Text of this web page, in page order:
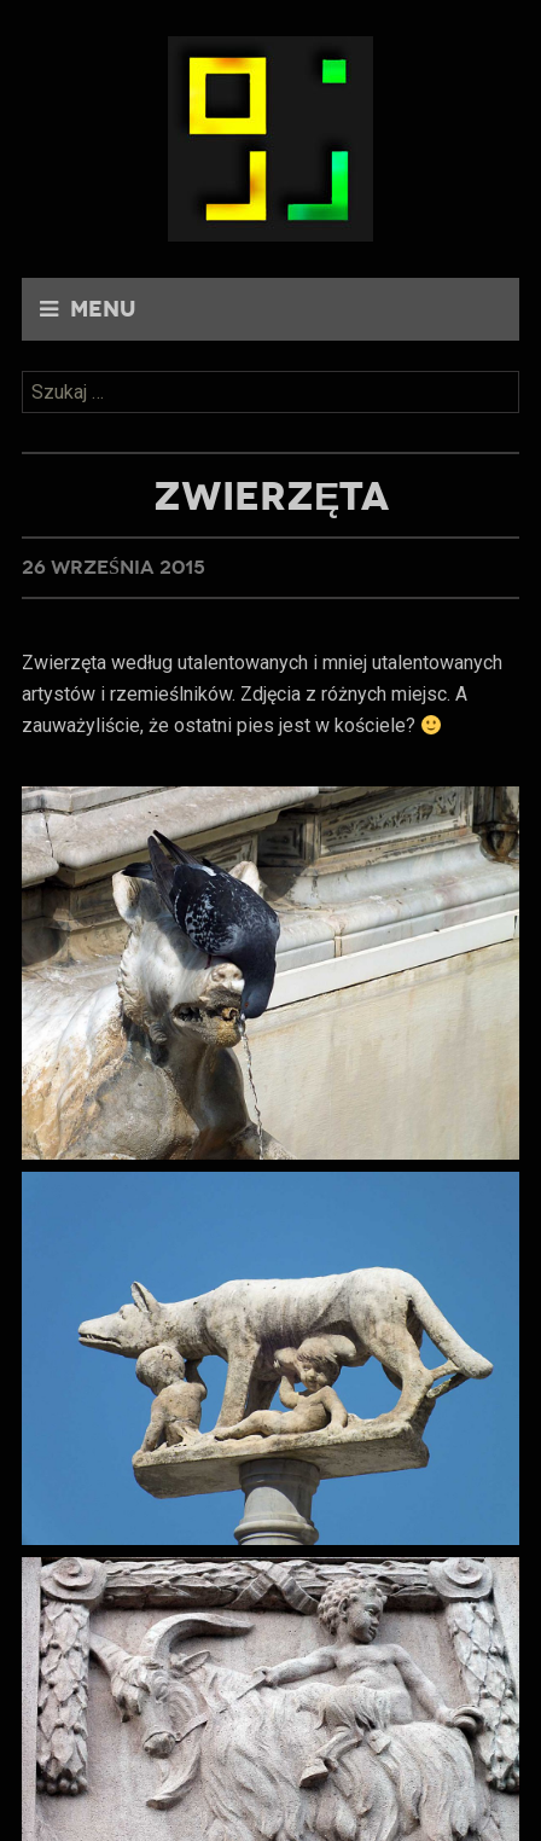
Menu
Szukaj:
ZWIERZĘTA
26 WRZEŚNIA 2015
Zwierzęta według utalentowanych i mniej utalentowanych
artystów i rzemieślników. Zdjęcia z różnych miejsc. A
zauważyliście, że ostatni pies jest w kościele?